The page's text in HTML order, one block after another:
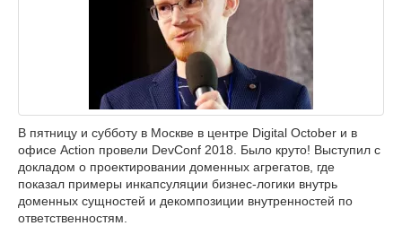
В пятницу и субботу в Москве в центре Digital October и в
офисе Action провели DevConf 2018. Было круто! Выступил с
докладом о проектировании доменных агрегатов, где
показал примеры инкапсуляции бизнес-логики внутрь
доменных сущностей и декомпозиции внутренностей по
ответственностям.